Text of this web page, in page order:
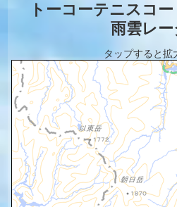
トーコーテニスコ
雨雲レー
タップすると拡